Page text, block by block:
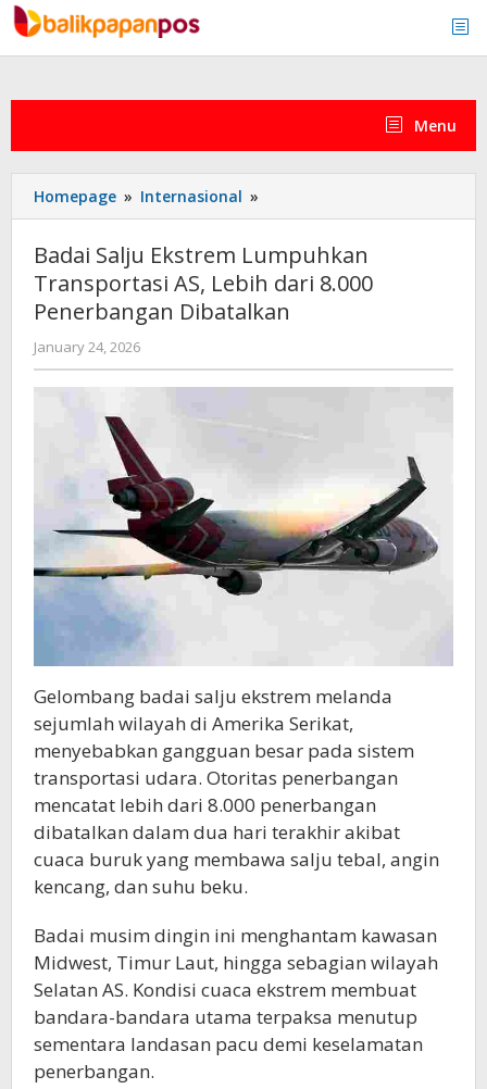
Skip
to
content
Menu
Homepage » Internasional »
Salju
Lumpuhkan
Transportasi
AS,
8.000
Badai Salju Ekstrem Lumpuhkan
Transportasi AS, Lebih dari 8.000
Penerbangan Dibatalkan
January 24, 2026by
admin
Gelombang badai salju ekstrem melanda
sejumlah wilayah di Amerika Serikat,
menyebabkan gangguan besar pada sistem
transportasi udara. Otoritas penerbangan
mencatat lebih dari 8.000 penerbangan
dibatalkan dalam dua hari terakhir akibat
cuaca buruk yang membawa salju tebal, angin
kencang, dan suhu beku.
Badai musim dingin ini menghantam kawasan
Midwest, Timur Laut, hingga sebagian wilayah
Selatan AS. Kondisi cuaca ekstrem membuat
bandara-bandara utama terpaksa menutup
sementara landasan pacu demi keselamatan
penerbangan.